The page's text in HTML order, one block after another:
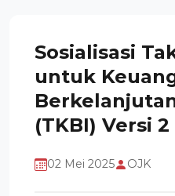
Sosialisasi
untuk
(TKBI) Versi 2
02 Mei 2025 OJK